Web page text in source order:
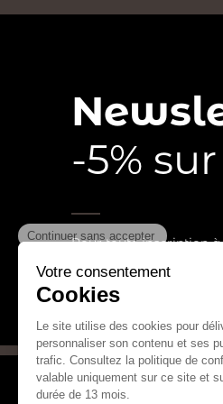
-5%
Pour toute inscription